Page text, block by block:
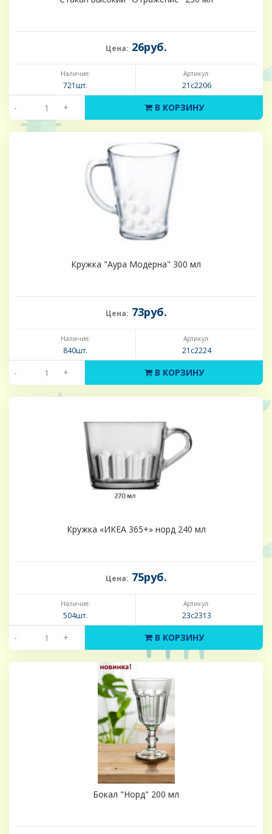
Цена: 26руб.
Наличие:
721шт.
Артикул:
21с2206
- + В КОРЗИНУ
Кружка "Аура Модерна" 300 мл
Цена: 73руб.
Наличие:
840шт.
Артикул:
21с2224
- + В КОРЗИНУ
Кружка «ИКЕА 365+» норд 240 мл
Цена: 75руб.
Наличие:
504шт.
Артикул:
23с2313
- + В КОРЗИНУ
Бокал "Норд" 200 мл